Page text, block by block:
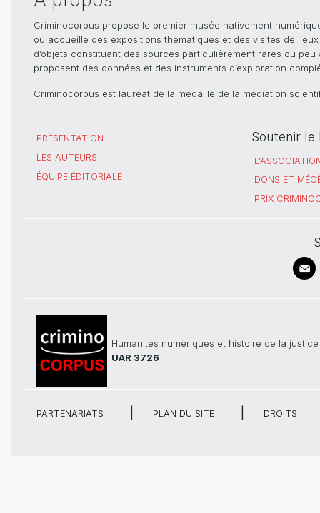
Criminocorpus propose le premier musée nativement
ou accueille des expositions thématiques et des visites de
d’objets constituant des sources particulièrement rares ou
proposent des données et des instruments d’exploration
Criminocorpus est lauréat de la médaille de la médiation
PRÉSENTATION
LES AUTEURS
ÉQUIPE ÉDITORIALE
Soutenir le
DONS ET
PRIX
Humanités numériques et histoire de la justice
UAR 3726
PARTENARIATS PLAN DU SITE DROITS